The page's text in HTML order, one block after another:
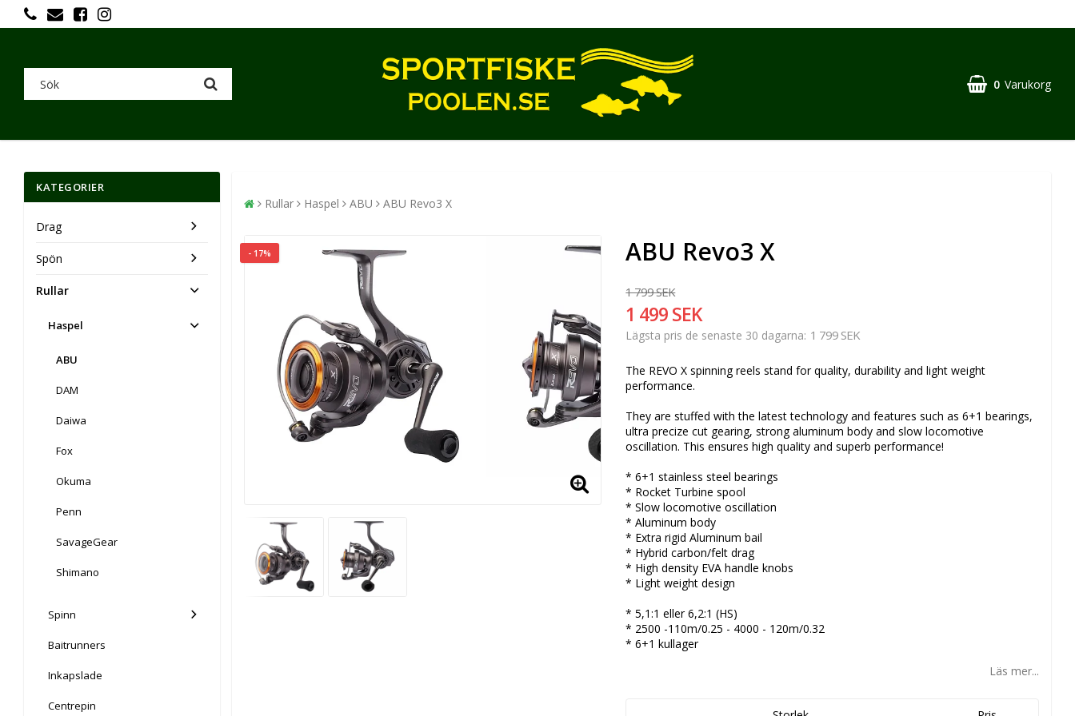
0 Varukorg
KATEGORIER
Drag
Spön
Rullar
Haspel
ABU
DAM
Daiwa
Fox
Okuma
Penn
SavageGear
Shimano
Spinn
Baitrunners
Inkapslade
Centrepin
Rullar Haspel ABU ABU Revo3 X
- 17% ABU Revo3 X
1 799 SEK
1 499 SEK
Lägsta pris de senaste 30 dagarna 1 799 SEK
The REVO X spinning reels stand for quality, durability and light weight
performance.
They are stuffed with the latest technology and features such as 6+1 bearings,
ultra precize cut gearing, strong aluminum body and slow locomotive
oscillation. This ensures high quality and superb performance!
* 6+1 stainless steel bearings
* Rocket Turbine spool
* Slow locomotive oscillation
* Aluminum body
* Extra rigid Aluminum bail
* Hybrid carbon/felt drag
* High density EVA handle knobs
* Light weight design
* 5,1:1 eller 6,2:1 (HS)
* 2500 -110m/0.25 - 4000 - 120m/0.32
* 6+1 kullager
Läs mer...